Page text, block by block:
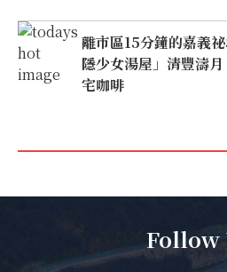
離市區15分鐘的嘉義
隱少女湯屋」清豐濤
宅咖啡
Follow